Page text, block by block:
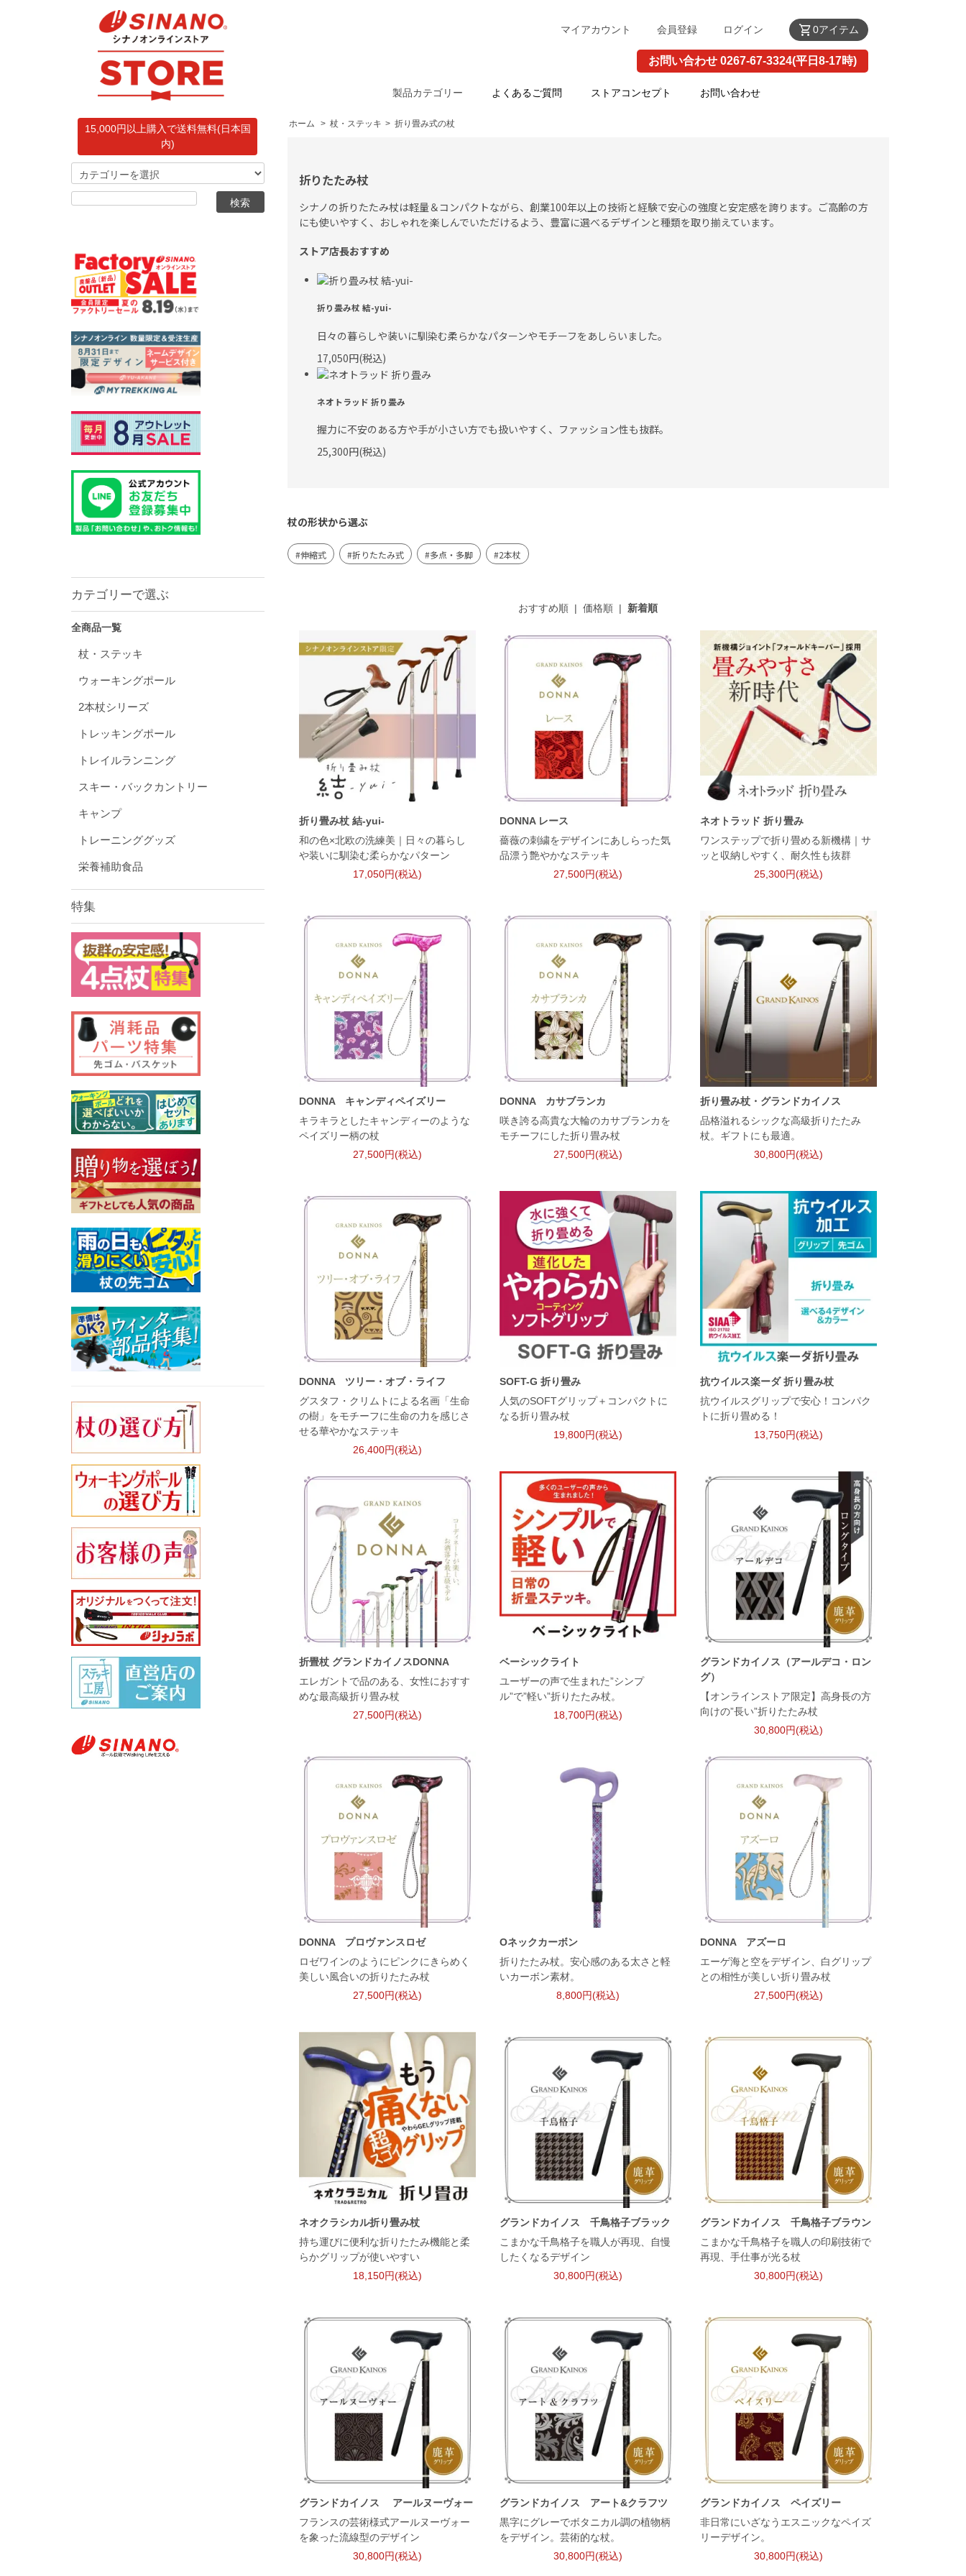
shopping_cart0アイテム
マイアカウント 会員登録 ログイン
お問い合わせ 0267-67-3324(平日8-17時)
製品カテゴリー よくあるご質問 ストアコンセプト お問い合わせ
ホーム > 杖・ステッキ > 折り畳み式の杖
折りたたみ杖
シナノの折りたたみ杖は軽量＆コンパクトながら、創業100年以上の技術と経験で安心の強度と安定感を誇ります。ご高齢の方
にも使いやすく、おしゃれを楽しんでいただけるよう、豊富に選べるデザインと種類を取り揃えています。
ストア店長おすすめ
折り畳み杖 結-yui-
日々の暮らしや装いに馴染む柔らかなパターンやモチーフをあしらいました。
17,050円(税込)
ネオトラッド 折り畳み
握力に不安のある方や手が小さい方でも扱いやすく、ファッション性も抜群。
25,300円(税込)
杖の形状から選ぶ
伸縮式 折りたたみ式 多点・多脚 2本杖
おすすめ順 |価格順 | 新着順
折り畳み杖 結-yui-
和の色×北欧の洗練美｜日々の暮らし
や装いに馴染む柔らかなパターン
17,050円(税込)
DONNA レース
薔薇の刺繍をデザインにあしらった気
品漂う艶やかなステッキ
27,500円(税込)
ネオトラッド 折り畳み
ワンステップで折り畳める新機構｜サ
ッと収納しやすく、耐久性も抜群
25,300円(税込)
DONNA キャンディペイズリー
キラキラとしたキャンディーのような
ペイズリー柄の杖
27,500円(税込)
DONNA カサブランカ
咲き誇る高貴な大輪のカサブランカを
モチーフにした折り畳み杖
27,500円(税込)
折り畳み杖・グランドカイノス
品格溢れるシックな高級折りたたみ
杖。ギフトにも最適。
30,800円(税込)
DONNA ツリー・オブ・ライフ
グスタフ・クリムトによる名画「生命
の樹」をモチーフに生命の力を感じさ
せる華やかなステッキ
26,400円(税込)
SOFT-G 折り畳み
人気のSOFTグリップ＋コンパクトに
なる折り畳み杖
19,800円(税込)
抗ウイルス楽ーダ 折り畳み杖
抗ウイルスグリップで安心！コンパク
トに折り畳める！
13,750円(税込)
折畳杖 グランドカイノスDONNA
エレガントで品のある、女性におすす
めな最高級折り畳み杖
27,500円(税込)
ベーシックライト
ユーザーの声で生まれた”シンプ
ル”で”軽い”折りたたみ杖。
18,700円(税込)
グランドカイノス（アールデコ・ロン
グ）
【オンラインストア限定】高身長の方
向けの”長い”折りたたみ杖
30,800円(税込)
DONNA プロヴァンスロゼ
ロゼワインのようにピンクにきらめく
美しい風合いの折りたたみ杖
27,500円(税込)
Oネックカーボン
折りたたみ杖。安心感のある太さと軽
いカーボン素材。
8,800円(税込)
DONNA アズーロ
エーゲ海と空をデザイン、白グリップ
との相性が美しい折り畳み杖
27,500円(税込)
ネオクラシカル折り畳み杖
持ち運びに便利な折りたたみ機能と柔
らかグリップが使いやすい
18,150円(税込)
グランドカイノス 千鳥格子ブラック
こまかな千鳥格子を職人が再現、自慢
したくなるデザイン
30,800円(税込)
グランドカイノス 千鳥格子ブラウン
こまかな千鳥格子を職人の印刷技術で
再現、手仕事が光る杖
30,800円(税込)
グランドカイノス アールヌーヴォー
フランスの芸術様式アールヌーヴォー
を象った流線型のデザイン
30,800円(税込)
グランドカイノス アート&クラフツ
黒字にグレーでボタニカル調の植物柄
をデザイン。芸術的な杖。
30,800円(税込)
グランドカイノス ペイズリー
非日常にいざなうエスニックなペイズ
リーデザイン。
30,800円(税込)
15,000円以上購入で送料無料(日本国
内)
カテゴリーで選ぶ
全商品一覧
杖・ステッキ
ウォーキングポール
2本杖シリーズ
トレッキングポール
トレイルランニング
スキー・バックカントリー
キャンプ
トレーニンググッズ
栄養補助食品
特集